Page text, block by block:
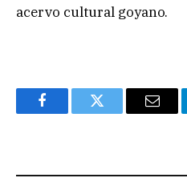
acervo cultural goyano.
FacebookTwitter Email